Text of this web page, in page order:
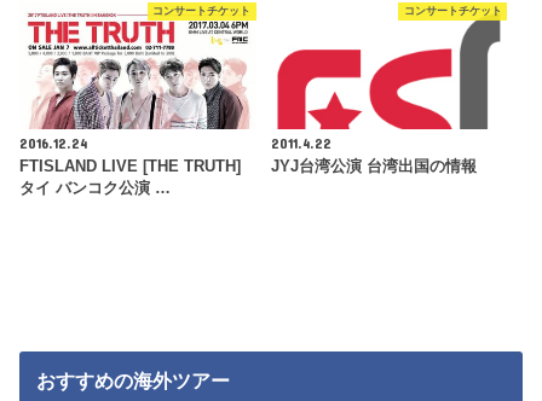
コンサートチケット
2016.12.24
FTISLAND LIVE [THE TRUTH]
タイ バンコク公演 …
コンサートチケット
2011.4.22
JYJ台湾公演 台湾出国の情報
おすすめの海外ツアー